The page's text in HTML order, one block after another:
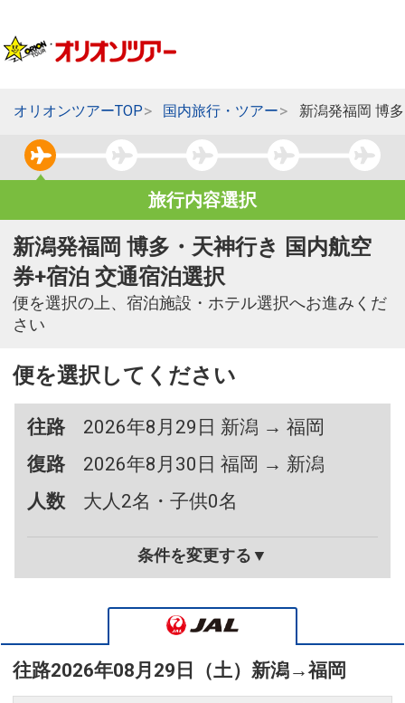
オリオンツアーTOP 国内旅行・ツアー 新潟発福岡 博
旅行内容選択
新潟発福岡 博多・天神行き 国内航空
券+宿泊 交通宿泊選択
便を選択の上、宿泊施設・ホテル選択へお進みくだ
さい
便を選択してください
往路
2026年8月29日 新潟 → 福岡
復路
2026年8月30日 福岡 → 新潟
人数
大人2名・子供0名
条件を変更する▼
往路2026年08月29日（土） 新潟→福岡